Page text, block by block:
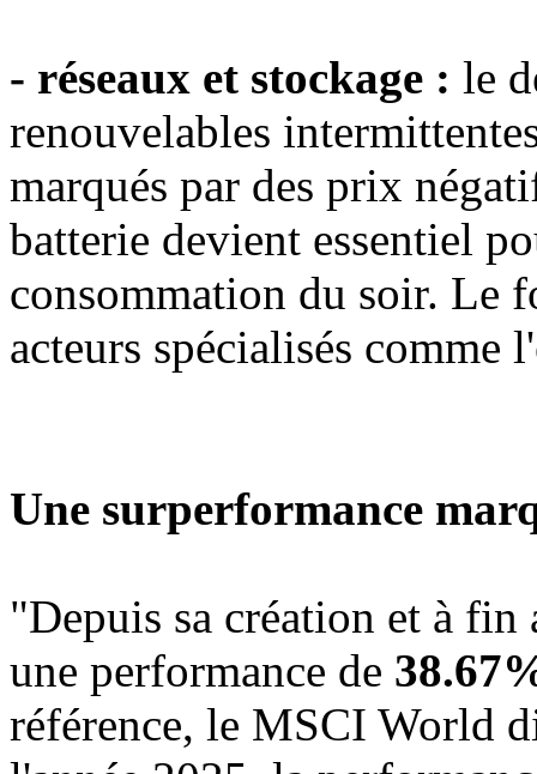
- réseaux et stockage : le
renouvelables
marqués par des prix
batterie devient essentiel
consommation du soir. Le
acteurs spécialisés comme
Une surperformance
"Depuis sa création et à
une performance de
référence, le MSCI World